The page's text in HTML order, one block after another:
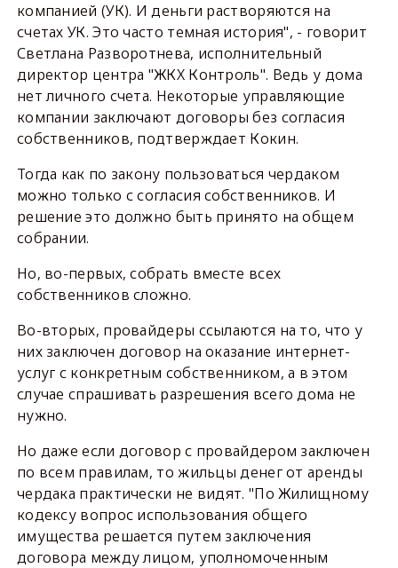
компанией (УК). И деньги растворяются на
счетах УК. Это часто темная история", - говорит
Светлана Разворотнева, исполнительный
директор центра "ЖКХ Контроль". Ведь у дома
нет личного счета. Некоторые управляющие
компании заключают договоры без согласия
собственников, подтверждает Кокин.
Тогда как по закону пользоваться чердаком
можно только с согласия собственников. И
решение это должно быть принято на общем
собрании.
Но, во-первых, собрать вместе всех
собственников сложно.
Во-вторых, провайдеры ссылаются на то, что у
них заключен договор на оказание интернет-
услуг с конкретным собственником, а в этом
случае спрашивать разрешения всего дома не
нужно.
Но даже если договор с провайдером заключен
по всем правилам, то жильцы денег от аренды
чердака практически не видят. "По Жилищному
кодексу вопрос использования общего
имущества решается путем заключения
договора между лицом, уполномоченным